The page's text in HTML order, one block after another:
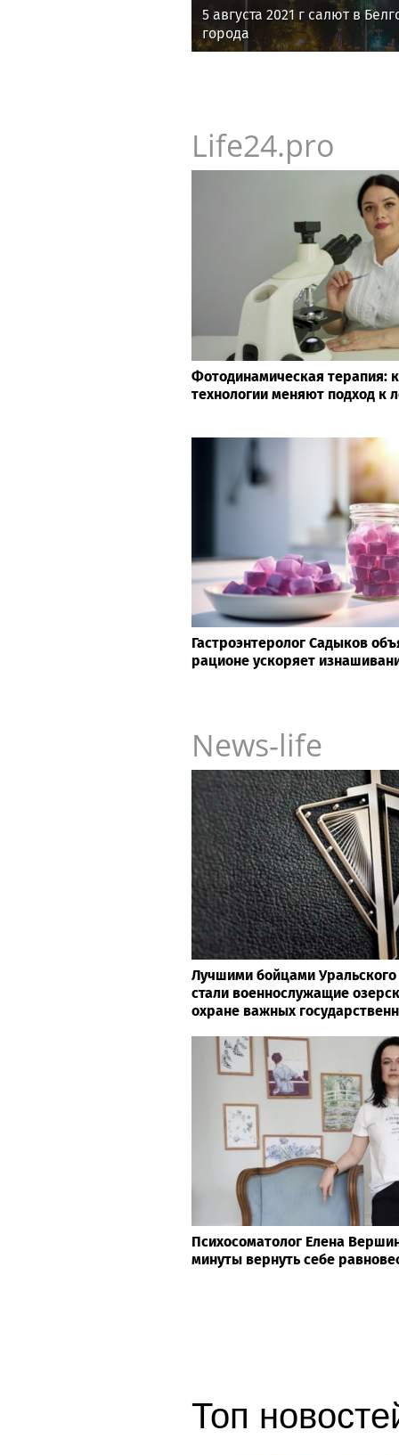
5 августа 2021 г салют в
города
Life24.pro
Фотодинамическая терапия:
технологии меняют подход к
Гастроэнтеролог Садыков
рационе ускоряет
News-life
Лучшими бойцами Уральского
стали военнослужащие
охране важных
Психосоматолог Елена
минуты вернуть себе
Топ